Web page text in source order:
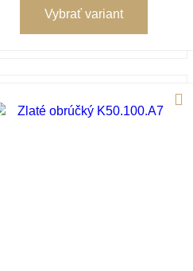
Vybrať variant